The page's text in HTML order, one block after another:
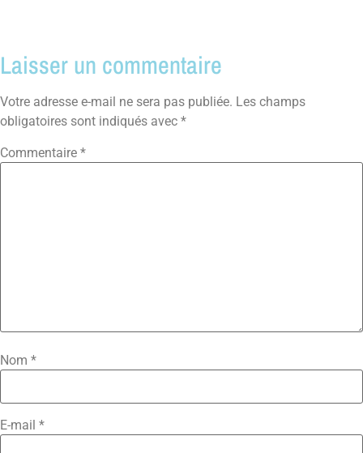
Laisser un commentaire
Votre adresse e-mail ne sera pas publiée. Les champs
obligatoires sont indiqués avec *
Commentaire *
Nom *
E-mail *